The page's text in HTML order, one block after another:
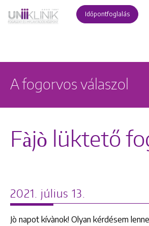
Időpontfoglalás
A fogorvos válaszol
Fàjò lüktető
2021. július 13.
Jò napot kívànok! Olyan kérdésem